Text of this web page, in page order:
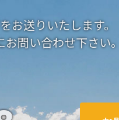
お送りいたします。
問い合わせ下さい。